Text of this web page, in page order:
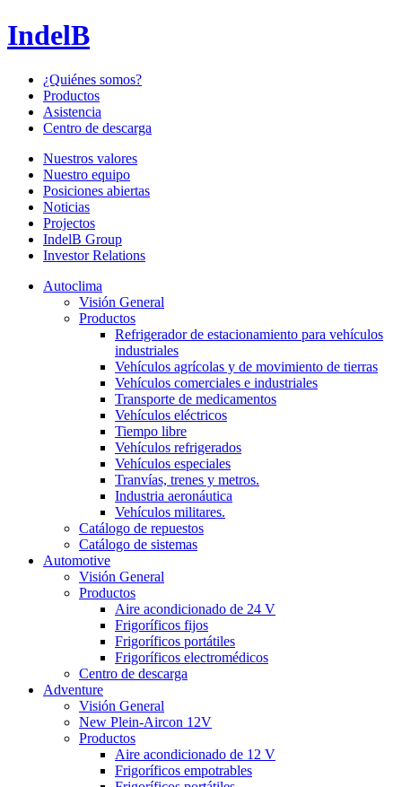
IndelB
¿Quiénes somos?
Productos
Asistencia
Centro de descarga
Nuestros valores
Nuestro equipo
Posiciones abiertas
Noticias
Projectos
IndelB Group
Investor Relations
Autoclima
Visión General
Productos
Refrigerador de estacionamiento para vehículos
industriales
Vehículos agrícolas y de movimiento de tierras
Vehículos comerciales e industriales
Transporte de medicamentos
Vehículos eléctricos
Tiempo libre
Vehículos refrigerados
Vehículos especiales
Tranvías, trenes y metros.
Industria aeronáutica
Vehículos militares.
Catálogo de repuestos
Catálogo de sistemas
Automotive
Visión General
Productos
Aire acondicionado de 24 V
Frigoríficos fijos
Frigoríficos portátiles
Frigoríficos electromédicos
Centro de descarga
Adventure
Visión General
New Plein-Aircon 12V
Productos
Aire acondicionado de 12 V
Frigoríficos empotrables